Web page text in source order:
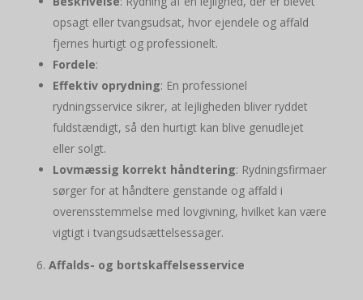
opsagt eller tvangsudsat, hvor ejendele og affald
fjernes hurtigt og professionelt.
Fordele:
Effektiv oprydning: En professionel
rydningsservice sikrer, at lejligheden bliver ryddet
fuldstændigt, så den hurtigt kan blive genudlejet
eller solgt.
Lovmæssig korrekt håndtering: Rydningsfirmaer
sørger for at håndtere genstande og affald i
overensstemmelse med lovgivning, hvilket kan være
vigtigt i tvangsudsættelsessager.
Affalds- og bortskaffelsesservice